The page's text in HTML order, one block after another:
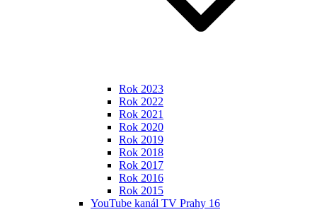
Rok 2023
Rok 2022
Rok 2021
Rok 2020
Rok 2019
Rok 2018
Rok 2017
Rok 2016
Rok 2015
YouTube kanál TV Prahy 16